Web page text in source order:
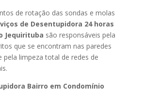
de rotação das sondas e molas
de Desentupidora 24 horas
Jequirituba são responsáveis pela
que se encontram nas paredes
pela limpeza total de redes de
Bairro em Condomínio